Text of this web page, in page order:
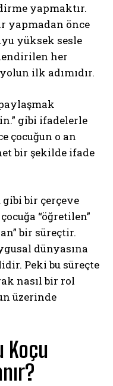
yapmaktır.
yapmadan önce
yüksek sesle
her
ilk adımıdır.
gibi ifadelerle
çocuğun o an
bir şekilde ifade
bir çerçeve
“öğretilen”
bir süreçtir.
dünyasına
Peki bu süreçte
nasıl bir rol
üzerinde
Koçu